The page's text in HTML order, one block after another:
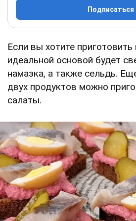
Подписаться
Если вы хотите приготовить
идеальной основой будет
намазка, а также сельдь.
двух продуктов можно
салаты.